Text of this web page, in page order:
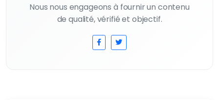
Nous nous engageons à fournir un contenu
de qualité, vérifié et objectif.